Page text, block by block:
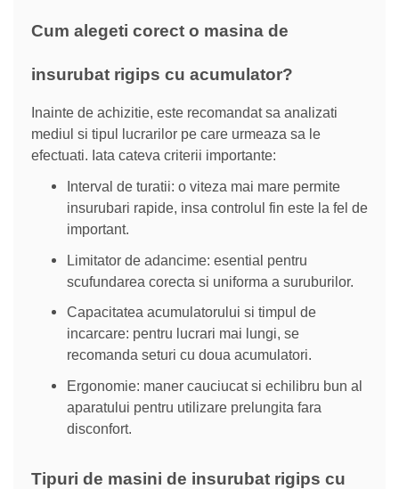
Cum alegeti corect o masina de
insurubat rigips cu acumulator?
Inainte de achizitie, este recomandat sa analizati
mediul si tipul lucrarilor pe care urmeaza sa le
efectuati. Iata cateva criterii importante:
Interval de turatii: o viteza mai mare permite
insurubari rapide, insa controlul fin este la fel de
important.
Limitator de adancime: esential pentru
scufundarea corecta si uniforma a suruburilor.
Capacitatea acumulatorului si timpul de
incarcare: pentru lucrari mai lungi, se
recomanda seturi cu doua acumulatori.
Ergonomie: maner cauciucat si echilibru bun al
aparatului pentru utilizare prelungita fara
disconfort.
Tipuri de masini de insurubat rigips cu